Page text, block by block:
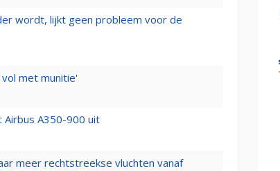
wordt, lijkt geen probleem voor de
met munitie'
A350-900 uit
meer rechtstreekse vluchten vanaf